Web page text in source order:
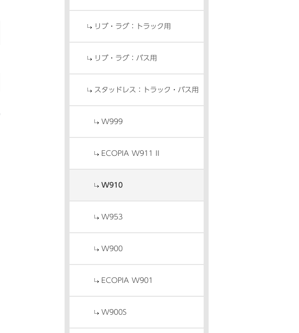
リブ・ラグ：トラック用
リブ・ラグ：バス用
スタッドレス：トラック・バス用
W999
ECOPIA W911 II
W910
W953
W900
ECOPIA W901
W900S